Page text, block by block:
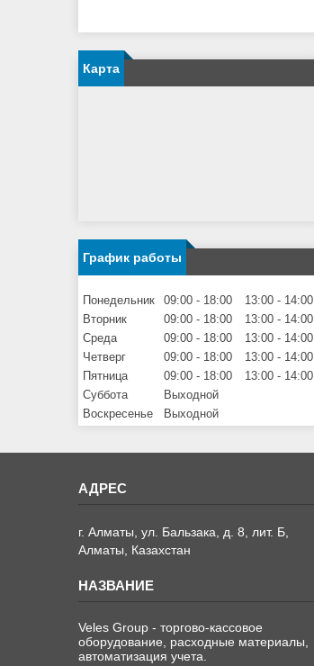
Карта
График работы
Понедельник 09:00 18:00 13:00
14:00
Вторник
09:00 18:00 13:00
14:00
Среда
09:00 18:00 13:00
14:00
Четверг
09:00 18:00 13:00
14:00
Пятница
09:00 18:00 13:00
14:00
Суббота
Выходной
Воскресенье
Выходной
г. Алматы, ул. Бальзака, д. 8, лит. Б,
Алматы, Казахстан
Veles Group - торгово-кассовое
оборудование, расходные материалы,
автоматизация учета.